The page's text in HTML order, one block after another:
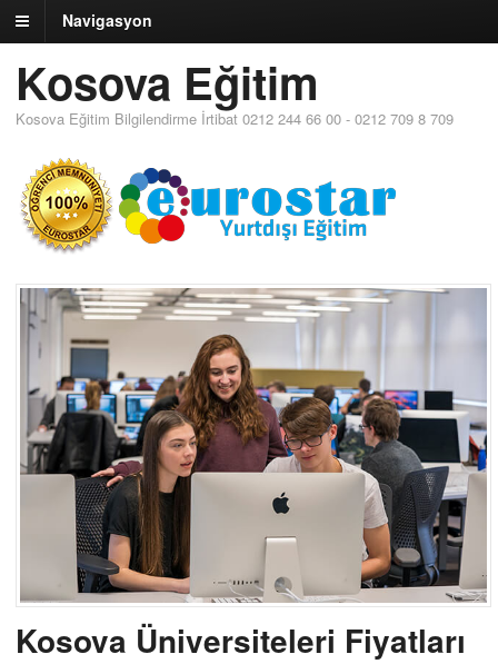
Navigasyon
Kosova Eğitim
Kosova Eğitim Bilgilendirme İrtibat 0212 244 66 00 - 0212 709 8 709
Kosova Üniversiteleri Fiyatları